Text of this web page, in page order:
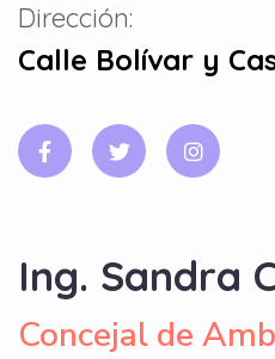
Dirección:
Calle Bolívar y
Ing. Sandra
Concejal de